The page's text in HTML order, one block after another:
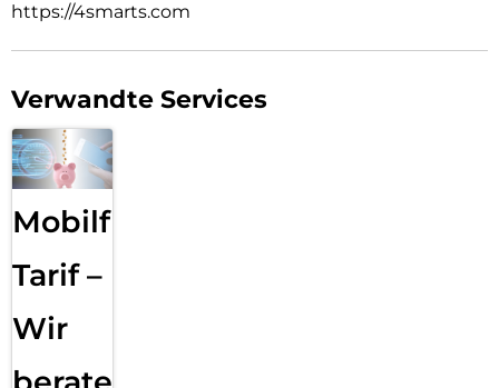
https://4smarts.com
Verwandte Services
Mobilfunk
Tarif –
Wir